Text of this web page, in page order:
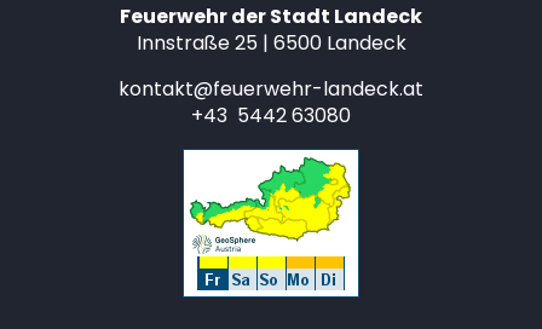
Feuerwehr der Stadt Landeck
Innstraße 25 | 6500 Landeck
kontakt@feuerwehr-landeck.at
+43 5442 63080